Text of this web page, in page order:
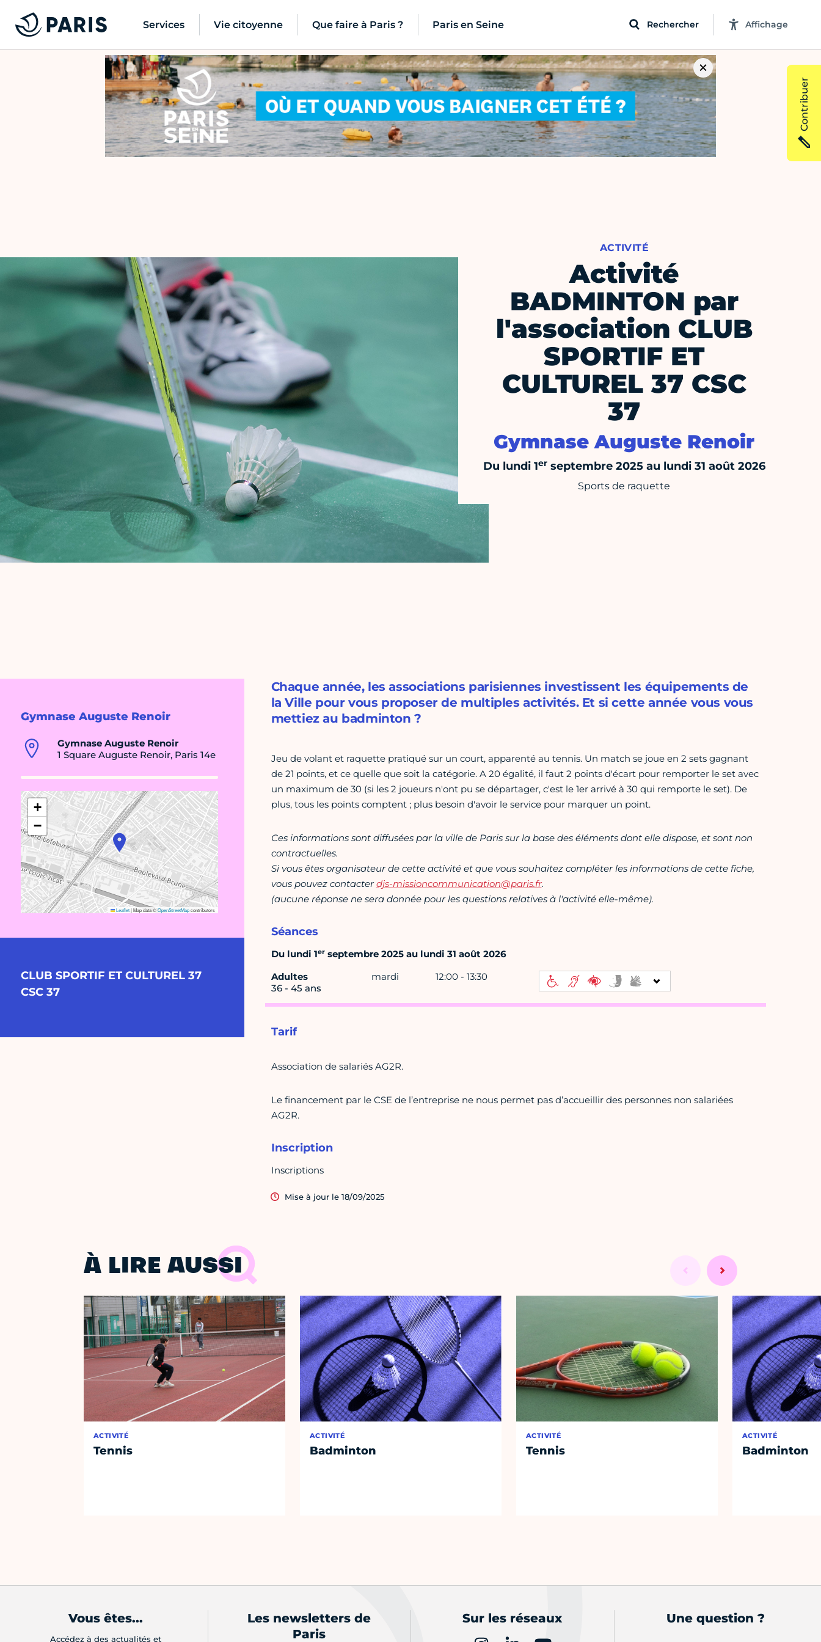
Services Vie citoyenne Que faire à Paris ? Paris en Seine Rechercher Affichage
ACTIVITÉ
Activité
BADMINTON par
l'association CLUB
SPORTIF ET
CULTUREL 37 CSC
37
Gymnase Auguste Renoir
Du lundi 1erseptembre 2025 au lundi 31 août 2026
Sports de raquette
Gymnase Auguste Renoir
Gymnase Auguste Renoir
1 Square Auguste Renoir, Paris 14e
+
−
Leaflet|Map data ©OpenStreetMapcontributors
CLUB SPORTIF ET CULTUREL 37
CSC 37
Chaque année, les associations parisiennes investissent les équipements de
la Ville pour vous proposer de multiples activités. Et si cette année vous vous
mettiez au badminton ?
Jeu de volant et raquette pratiqué sur un court, apparenté au tennis. Un match se joue en 2 sets gagnant
de 21 points, et ce quelle que soit la catégorie. A 20 égalité, il faut 2 points d'écart pour remporter le set avec
un maximum de 30 (si les 2 joueurs n'ont pu se départager, c'est le 1er arrivé à 30 qui remporte le set). De
plus, tous les points comptent ; plus besoin d'avoir le service pour marquer un point.
Ces informations sont diffusées par la ville de Paris sur la base des éléments dont elle dispose, et sont non
contractuelles.
Si vous êtes organisateur de cette activité et que vous souhaitez compléter les informations de cette fiche,
vous pouvez contacterdjs-missioncommunication@paris.fr.
(aucune réponse ne sera donnée pour les questions relatives à l'activité elle-même).
Séances
Du lundi 1erseptembre 2025 au lundi 31 août 2026
Adultes
36 - 45 ans
mardi 12:00 - 13:30
Tarif
Association de salariés AG2R.
Le financement par le CSE de l’entreprise ne nous permet pas d’accueillir des personnes non salariées
AG2R.
Inscription
Inscriptions
Mise à jour le 18/09/2025
À LIRE AUSSI
ACTIVITÉ
Tennis
ACTIVITÉ
Badminton
ACTIVITÉ
Tennis
ACTIVITÉ
Badminton
Contribuer
Vous êtes...
Accédez à des actualités et
Les newsletters de
Paris
Sur les réseaux Une question ?